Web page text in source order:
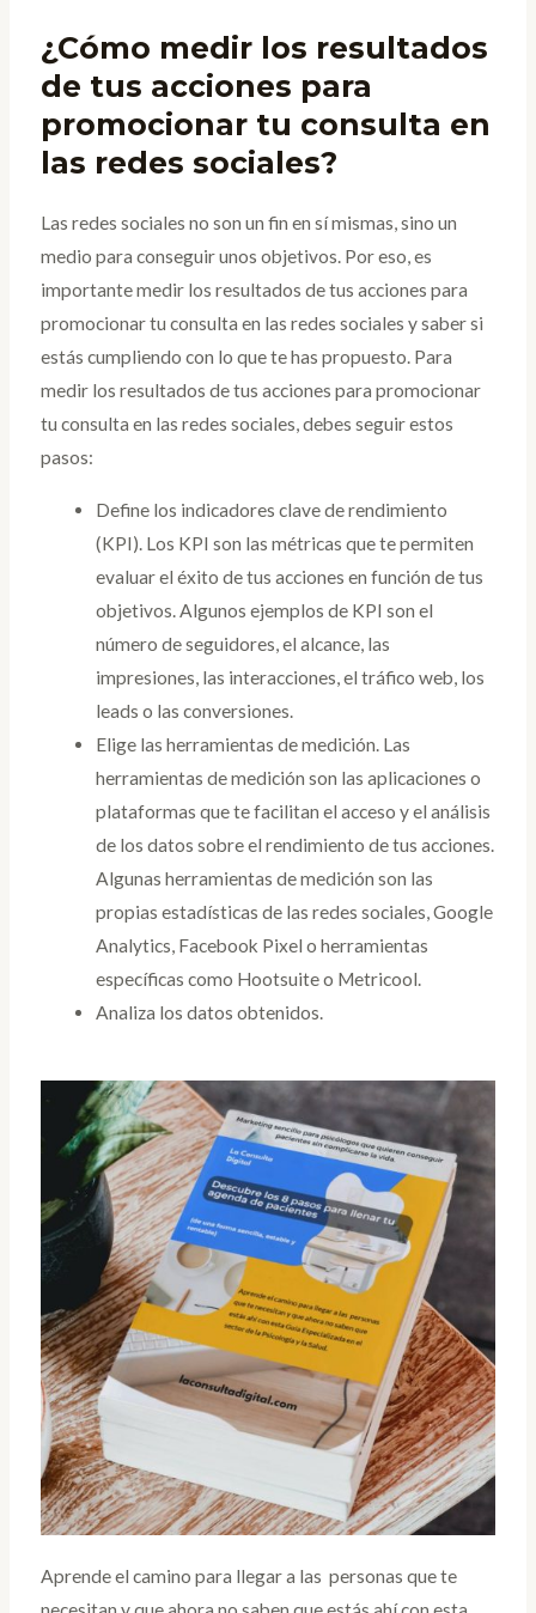
¿Cómo medir los resultados
de tus acciones para
promocionar tu consulta en
las redes sociales?
Las redes sociales no son un fin en sí mismas, sino un
medio para conseguir unos objetivos. Por eso, es
importante medir los resultados de tus acciones para
promocionar tu consulta en las redes sociales y saber si
estás cumpliendo con lo que te has propuesto. Para
medir los resultados de tus acciones para promocionar
tu consulta en las redes sociales, debes seguir estos
pasos:
Define los indicadores clave de rendimiento
(KPI). Los KPI son las métricas que te permiten
evaluar el éxito de tus acciones en función de tus
objetivos. Algunos ejemplos de KPI son el
número de seguidores, el alcance, las
impresiones, las interacciones, el tráfico web, los
leads o las conversiones.
Elige las herramientas de medición. Las
herramientas de medición son las aplicaciones o
plataformas que te facilitan el acceso y el análisis
de los datos sobre el rendimiento de tus acciones.
Algunas herramientas de medición son las
propias estadísticas de las redes sociales, Google
Analytics, Facebook Pixel o herramientas
específicas como Hootsuite o Metricool.
Analiza los datos obtenidos.
Aprende el camino para llegar a las personas que te